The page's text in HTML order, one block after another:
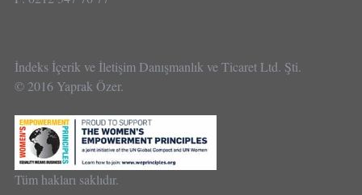
İndeks İçerik ve İletişim Danışmanlık ve Ticaret Ltd. Şti.
© 2016 Yaprak Özer.
Tüm hakları saklıdır.